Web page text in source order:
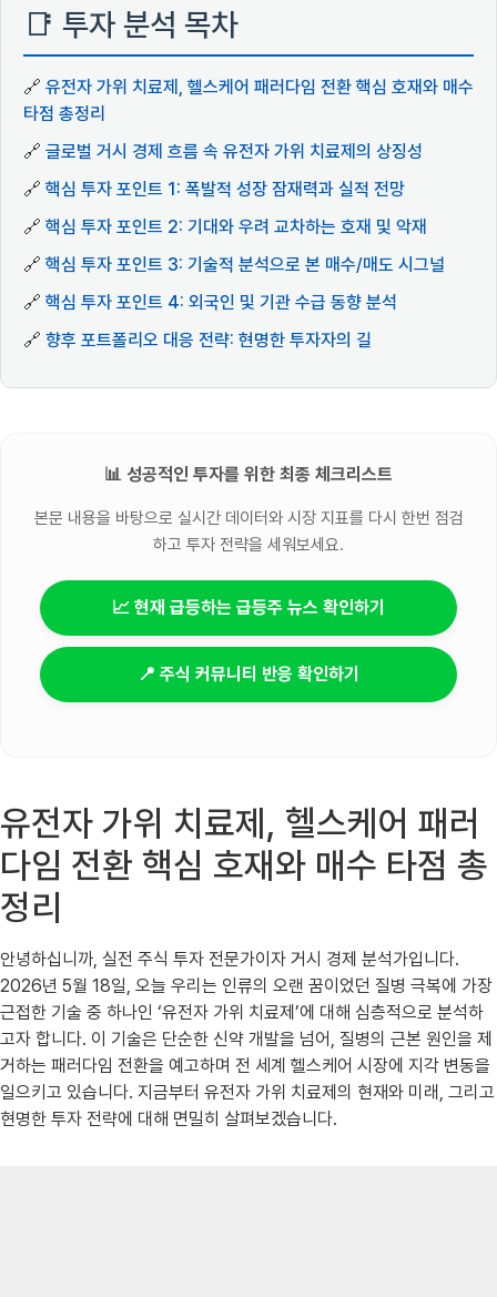
📑 투자 분석 목차
🔗 유전자 가위 치료제, 헬스케어 패러다임 전환 핵심 호재와 매수
타점 총정리
🔗 글로벌 거시 경제 흐름 속 유전자 가위 치료제의 상징성
🔗 핵심 투자 포인트 1: 폭발적 성장 잠재력과 실적 전망
🔗 핵심 투자 포인트 2: 기대와 우려 교차하는 호재 및 악재
🔗 핵심 투자 포인트 3: 기술적 분석으로 본 매수/매도 시그널
🔗 핵심 투자 포인트 4: 외국인 및 기관 수급 동향 분석
🔗 향후 포트폴리오 대응 전략: 현명한 투자자의 길
📊 성공적인 투자를 위한 최종 체크리스트
본문 내용을 바탕으로 실시간 데이터와 시장 지표를 다시 한번 점검
하고 투자 전략을 세워보세요.
📈 현재 급등하는 급등주 뉴스 확인하기
📍 주식 커뮤니티 반응 확인하기
유전자 가위 치료제, 헬스케어 패러
다임 전환 핵심 호재와 매수 타점 총
정리
안녕하십니까, 실전 주식 투자 전문가이자 거시 경제 분석가입니다.
2026년 5월 18일, 오늘 우리는 인류의 오랜 꿈이었던 질병 극복에 가장
근접한 기술 중 하나인 ‘유전자 가위 치료제’에 대해 심층적으로 분석하
고자 합니다. 이 기술은 단순한 신약 개발을 넘어, 질병의 근본 원인을 제
거하는 패러다임 전환을 예고하며 전 세계 헬스케어 시장에 지각 변동을
일으키고 있습니다. 지금부터 유전자 가위 치료제의 현재와 미래, 그리고
현명한 투자 전략에 대해 면밀히 살펴보겠습니다.